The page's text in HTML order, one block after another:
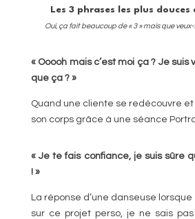
Les 3 phrases les plus douces
Oui, ça fait beaucoup de « 3 » mais que veux-
« Ooooh mais c’est moi ça ? Je suis
que ça ? »
Quand une cliente se redécouvre
son corps grâce à une séance
« Je te fais confiance, je suis sûre
! »
La réponse d’une danseuse lorsque
sur ce projet perso, je ne sais